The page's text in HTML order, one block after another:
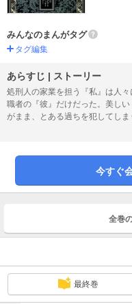
みんなのまんがタグ
タグ編集
あらすじ | ストーリー
処刑人の家業を担う『私』は人
職者の『彼』だけだった。美し
がまま、とある過ちを犯してし
今すぐ
全巻
最終巻